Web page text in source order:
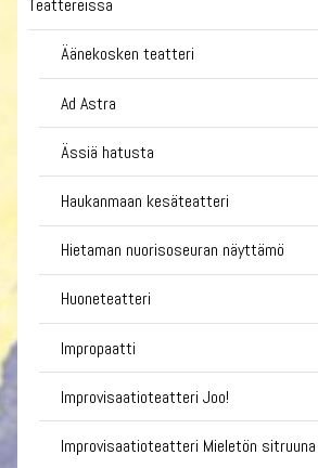
Teattereissa
Äänekosken teatteri
Ad Astra
Ässiä hatusta
Haukanmaan kesäteatteri
Hietaman nuorisoseuran näyttämö
Huoneteatteri
Impropaatti
Improvisaatioteatteri Joo!
Improvisaatioteatteri Mieletön sitruuna